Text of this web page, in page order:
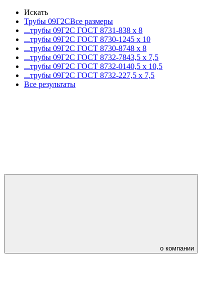
Искать
Трубы 09Г2СВсе размеры
...трубы 09Г2С ГОСТ 8731-838 x 8
...трубы 09Г2С ГОСТ 8730-1245 x 10
...трубы 09Г2С ГОСТ 8730-8748 x 8
...трубы 09Г2С ГОСТ 8732-7843,5 x 7,5
...трубы 09Г2С ГОСТ 8732-0140,5 x 10,5
...трубы 09Г2С ГОСТ 8732-227,5 x 7,5
Все результаты
о компании